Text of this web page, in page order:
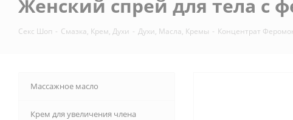
Женский спрей для тела с
Секс Шоп - Смазка, Крем, Духи - Духи, Масла, Кремы - Концентрат
Массажное масло
Крем для увеличения члена